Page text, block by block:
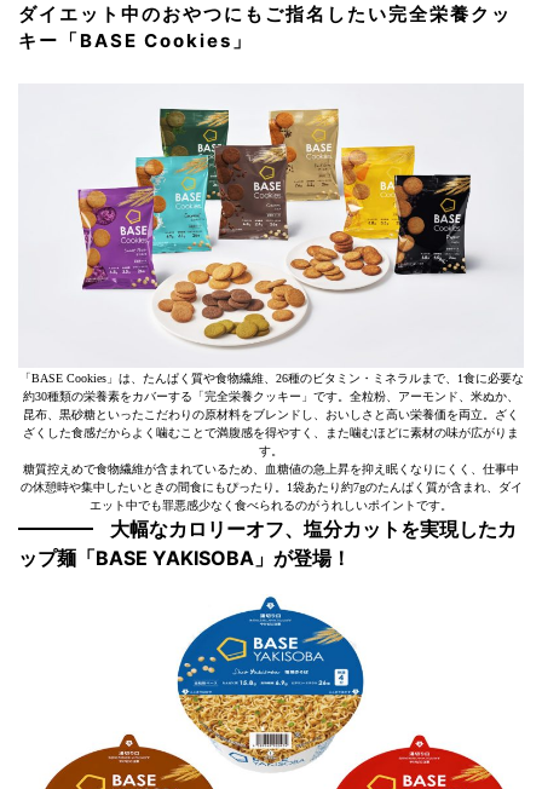
ダイエット中のおやつにもご指名したい完全栄養クッ
キー「BASE Cookies」
「BASE Cookies」は、たんぱく質や食物繊維、26種のビタミン・ミネラルまで、1食に必要な
約30種類の栄養素をカバーする「完全栄養クッキー」です。全粒粉、アーモンド、米ぬか、
昆布、黒砂糖といったこだわりの原材料をブレンドし、おいしさと高い栄養価を両立。ざく
ざくした食感だからよく噛むことで満腹感を得やすく、また噛むほどに素材の味が広がりま
す。
糖質控えめで食物繊維が含まれているため、血糖値の急上昇を抑え眠くなりにくく、仕事中
の休憩時や集中したいときの間食にもぴったり。1袋あたり約7gのたんぱく質が含まれ、ダイ
エット中でも罪悪感少なく食べられるのがうれしいポイントです。
大幅なカロリーオフ、塩分カットを実現したカ
ップ麺「BASE YAKISOBA」が登場！